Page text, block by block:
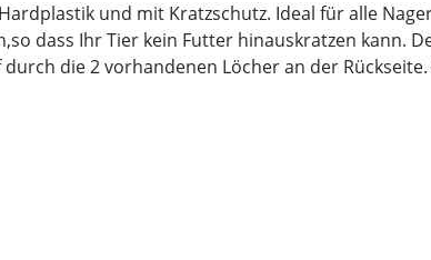
und mit Kratzschutz. Ideal für alle
dass Ihr Tier kein Futter hinauskratzen kann.
die 2 vorhandenen Löcher an der